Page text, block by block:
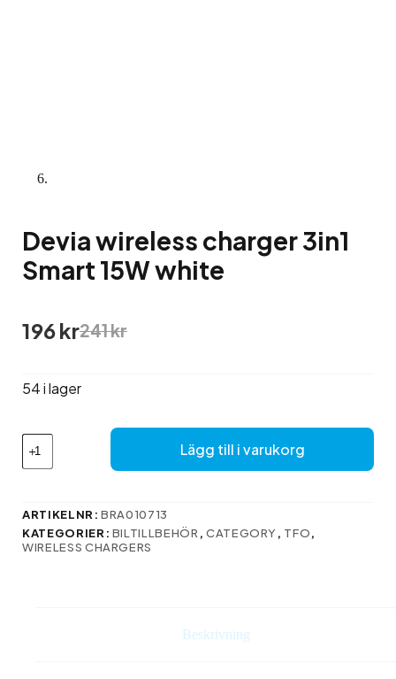
Devia wireless charger 3in1
Smart 15W white
241kr
Det
ursprungliga
var:
196krDet
nuvarande
är:
54 i lager
Devia
wireless
charger
Smart
white
Lägg till i varukorg
ARTIKELNR:BRA010713
KATEGORIER: BILTILLBEHÖR , CATEGORY , TFO,
WIRELESS CHARGERS
Beskrivning